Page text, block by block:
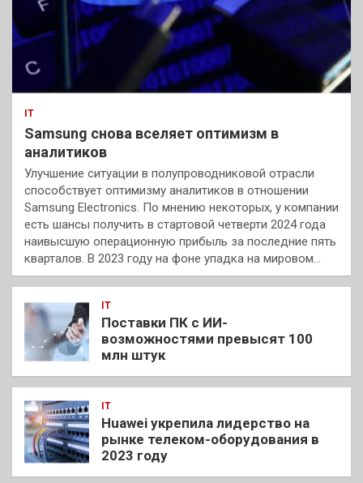
IT
Samsung снова вселяет оптимизм в
аналитиков
Улучшение ситуации в полупроводниковой отрасли
способствует оптимизму аналитиков в отношении
Samsung Electronics. По мнению некоторых, у компании
есть шансы получить в стартовой четверти 2024 года
наивысшую операционную прибыль за последние пять
кварталов. В 2023 году на фоне упадка на мировом…
IT
Поставки ПК с ИИ-
возможностями превысят 100
млн штук
IT
Huawei укрепила лидерство на
рынке телеком-оборудования в
2023 году